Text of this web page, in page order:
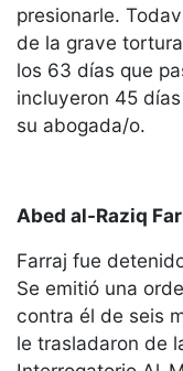
presionarle.
de la grave
los 63 días que
incluyeron 45
su abogada/o.
Abed al-Raziq
Farraj fue
Se emitió una
contra él de seis
le trasladaron de